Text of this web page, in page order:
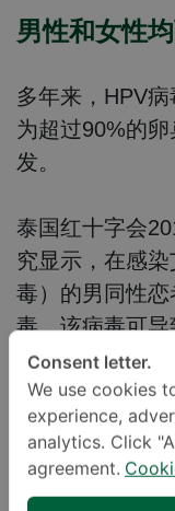
男性和女性
多年来，HPV
为超过90%的卵
发。
泰国红十字会
究显示，在感
毒）的男同性
毒。该病毒可
门癌，也可导
男性如何感
Consent letter.
We use cookies
experience,
analytics. Click
agreement.